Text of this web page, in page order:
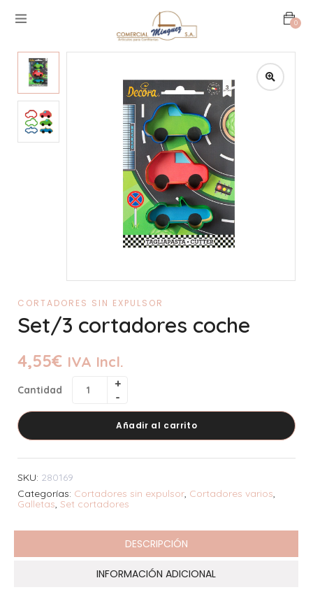
0
CORTADORES SIN EXPULSOR
Set/3 cortadores coche
4,55€ IVA Incl.
Cantidad
Añadir al carrito
SKU: 280169
Categorías: Cortadores sin expulsor, Cortadores varios,
Galletas, Set cortadores
DESCRIPCIÓN
INFORMACIÓN ADICIONAL